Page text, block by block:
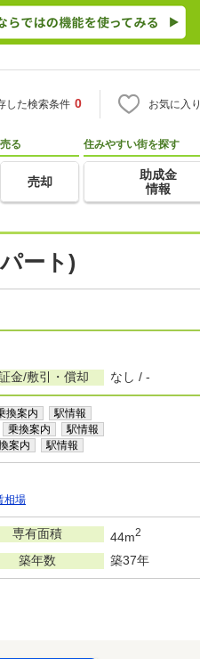
した検索条件 0 お気に入り
売る
売却
住みやすい街を探す
助成金
情報
ート)
金/敷引・償却 なし / -
換案内
駅情報
乗換案内
駅情報
案内
駅情報
相場
専有面積 44m2
築年数 築37年